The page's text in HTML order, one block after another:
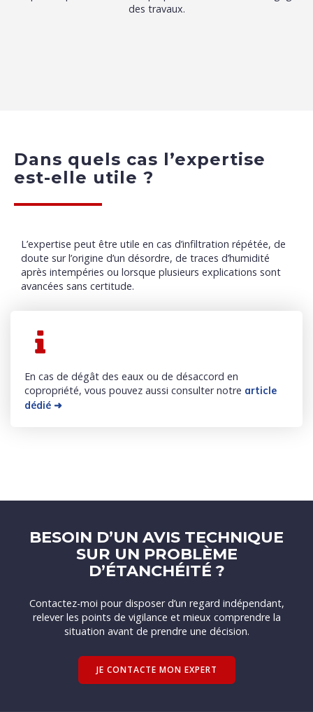
des travaux.
Dans quels cas l’expertise
est-elle utile ?
L’expertise peut être utile en cas d’infiltration répétée, de
doute sur l’origine d’un désordre, de traces d’humidité
après intempéries ou lorsque plusieurs explications sont
avancées sans certitude.
En cas de dégât des eaux ou de désaccord en
copropriété, vous pouvez aussi consulter notre article
dédié ➜
BESOIN D’UN AVIS TECHNIQUE
SUR UN PROBLÈME
D’ÉTANCHÉITÉ ?
Contactez-moi pour disposer d’un regard indépendant,
relever les points de vigilance et mieux comprendre la
situation avant de prendre une décision.
JE CONTACTE MON EXPERT